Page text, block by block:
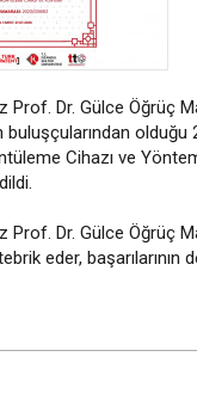
Prof. Dr. Gülce Öğrüç
buluşçularından olduğu
Cihazı ve
Prof. Dr. Gülce Öğrüç
eder, başarılarının